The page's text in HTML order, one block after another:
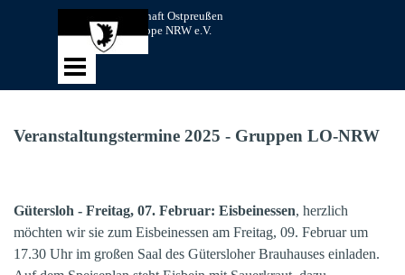
Direkt zum Seiteninhalt
Landsmannschaft Ostpreußen
Landesgruppe NRW e.V.
Menü überspringen
Veranstaltungstermine 2025 - Gruppen LO-NRW
Gütersloh - Freitag, 07. Februar: Eisbeinessen, herzlich
möchten wir sie zum Eisbeinessen am Freitag, 09. Februar um
17.30 Uhr im großen Saal des Gütersloher Brauhauses einladen.